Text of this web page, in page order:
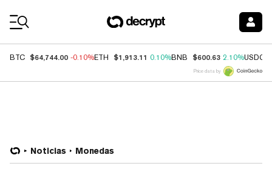
BTC $64,744.00 -0.10%ETH $1,913.11 0.10%BNB $600.63 2.10%USDC
Price data by
Noticias Monedas